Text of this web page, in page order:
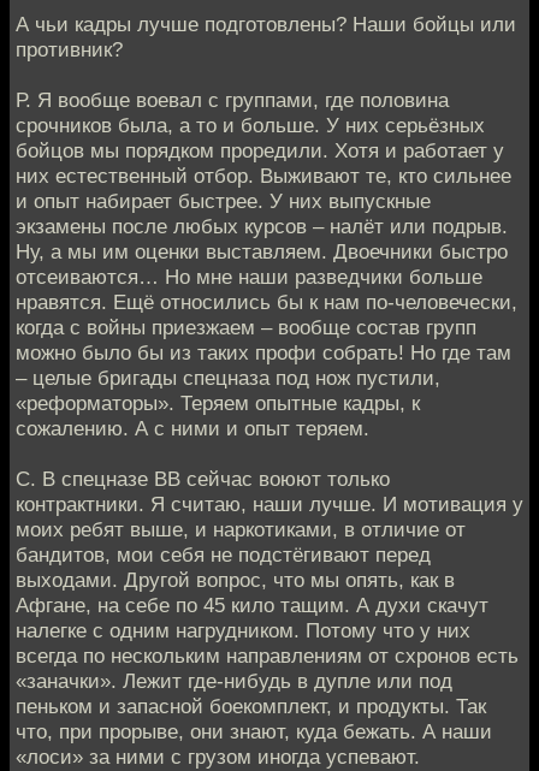
А чьи кадры лучше подготовлены? Наши бойцы или
противник?
Р. Я вообще воевал с группами, где половина
срочников была, а то и больше. У них серьёзных
бойцов мы порядком проредили. Хотя и работает у
них естественный отбор. Выживают те, кто сильнее
и опыт набирает быстрее. У них выпускные
экзамены после любых курсов – налёт или подрыв.
Ну, а мы им оценки выставляем. Двоечники быстро
отсеиваются… Но мне наши разведчики больше
нравятся. Ещё относились бы к нам по-человечески,
когда с войны приезжаем – вообще состав групп
можно было бы из таких профи собрать! Но где там
– целые бригады спецназа под нож пустили,
«реформаторы». Теряем опытные кадры, к
сожалению. А с ними и опыт теряем.
С. В спецназе ВВ сейчас воюют только
контрактники. Я считаю, наши лучше. И мотивация у
моих ребят выше, и наркотиками, в отличие от
бандитов, мои себя не подстёгивают перед
выходами. Другой вопрос, что мы опять, как в
Афгане, на себе по 45 кило тащим. А духи скачут
налегке с одним нагрудником. Потому что у них
всегда по нескольким направлениям от схронов есть
«заначки». Лежит где-нибудь в дупле или под
пеньком и запасной боекомплект, и продукты. Так
что, при прорыве, они знают, куда бежать. А наши
«лоси» за ними с грузом иногда успевают.